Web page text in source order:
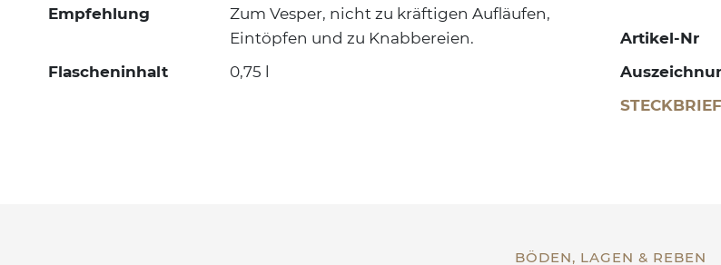
Empfehlung
Zum Vesper, nicht zu kräftigen Aufläufen,
Eintöpfen und zu Knabbereien.
Flascheninhalt
0,75 l
Artikel-Nr
BÖDEN, LAGEN & REBEN